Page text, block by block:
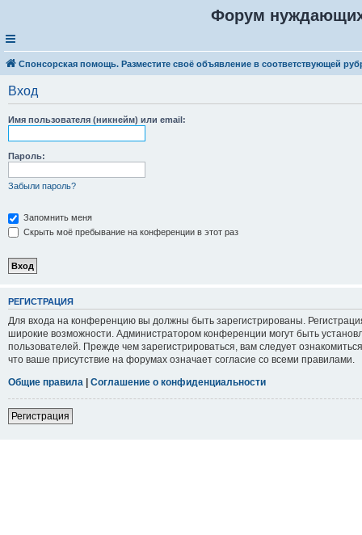
Форум
Спонсорская помощь. Разместите своё объявление в соответствующей
Вход
Имя пользователя (никнейм) или email:
Пароль:
Забыли пароль?
Запомнить меня
Скрыть моё пребывание на конференции в этот раз
РЕГИСТРАЦИЯ
Для входа на конференцию вы должны быть зарегистрированы.
широкие возможности. Администратором конференции могут быть
пользователей. Прежде чем зарегистрироваться, вам следует
что ваше присутствие на форумах означает согласие со всеми правилами.
Общие правила | Соглашение о конфиденциальности
Регистрация